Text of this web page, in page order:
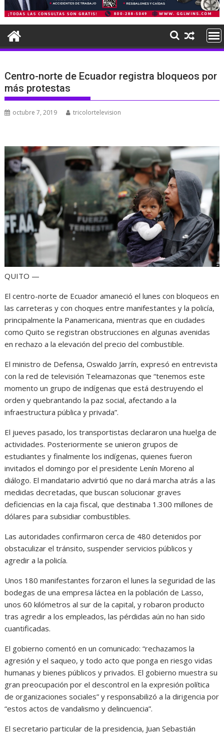
Centro-norte de Ecuador registra bloqueos por
más protestas
octubre 7, 2019 tricolortelevision
QUITO —
El centro-norte de Ecuador amaneció el lunes con bloqueos en
las carreteras y con choques entre manifestantes y la policía,
principalmente la Panamericana, mientras que en ciudades
como Quito se registran obstrucciones en algunas avenidas
en rechazo a la elevación del precio del combustible.
El ministro de Defensa, Oswaldo Jarrín, expresó en entrevista
con la red de televisión Teleamazonas que “tenemos este
momento un grupo de indígenas que está destruyendo el
orden y quebrantando la paz social, afectando a la
infraestructura pública y privada”.
El jueves pasado, los transportistas declararon una huelga de
actividades. Posteriormente se unieron grupos de
estudiantes y finalmente los indígenas, quienes fueron
invitados el domingo por el presidente Lenín Moreno al
diálogo. El mandatario advirtió que no dará marcha atrás a las
medidas decretadas, que buscan solucionar graves
deficiencias en la caja fiscal, que destinaba 1.300 millones de
dólares para subsidiar combustibles.
Las autoridades confirmaron cerca de 480 detenidos por
obstaculizar el tránsito, suspender servicios públicos y
agredir a la policía.
Unos 180 manifestantes forzaron el lunes la seguridad de las
bodegas de una empresa láctea en la población de Lasso,
unos 60 kilómetros al sur de la capital, y robaron producto
tras agredir a los empleados, las pérdidas aún no han sido
cuantificadas.
El gobierno comentó en un comunicado: “rechazamos la
agresión y el saqueo, y todo acto que ponga en riesgo vidas
humanas y bienes públicos y privados. El gobierno muestra su
gran preocupación por el descontrol en la expresión política
de organizaciones sociales” y responsabilizó a la dirigencia por
“estos actos de vandalismo y delincuencia”.
El secretario particular de la presidencia, Juan Sebastián